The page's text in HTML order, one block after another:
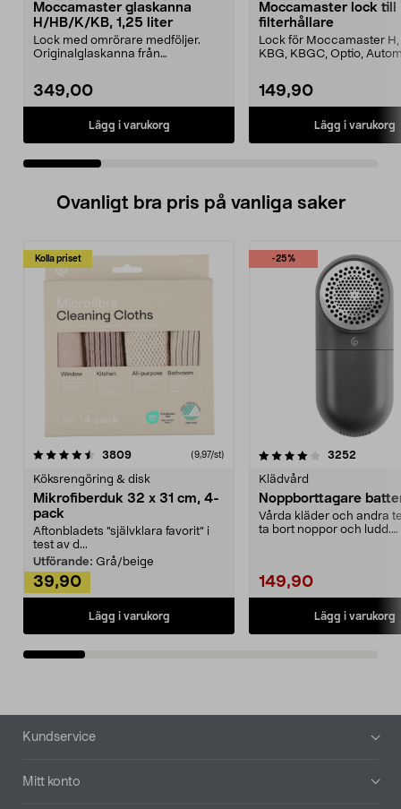
Moccamaster glaskanna
H/HB/K/KB, 1,25 liter
Lock med omrörare medföljer.
Originalglaskanna från
349,00
Lägg i varukorg
Moccamaster lock till
filterhållare
Lock för Moccamaster H,
KBG, KBGC, Optio,
149,90
Lägg i varukorg
Ovanligt bra pris på vanliga saker
Kolla priset
3809recensioner (9,97/st)
Köksrengöring & disk
Mikrofiberduk 32 x 31 cm, 4-
pack
Aftonbladets "självklara favorit” i
test av d...
Utförande: Grå/beige
39,90
Lägg i varukorg
-25%
4.0av 5 stjärnor 3252
Klädvård
Noppborttagare
Vårda kläder och andra
ta bort noppor och ludd.
149,90
Lägg i varukorg
4.5av 5 stjärnor
Sidfot
Kundservice
Mitt konto